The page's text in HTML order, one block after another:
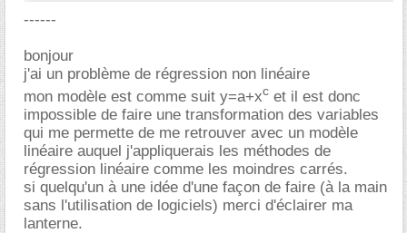
------
bonjour
j'ai un problème de régression non linéaire
mon modèle est comme suit y=a+xc et il est donc
impossible de faire une transformation des variables
qui me permette de me retrouver avec un modèle
linéaire auquel j'appliquerais les méthodes de
régression linéaire comme les moindres carrés.
si quelqu'un à une idée d'une façon de faire (à la main
sans l'utilisation de logiciels) merci d'éclairer ma
lanterne.